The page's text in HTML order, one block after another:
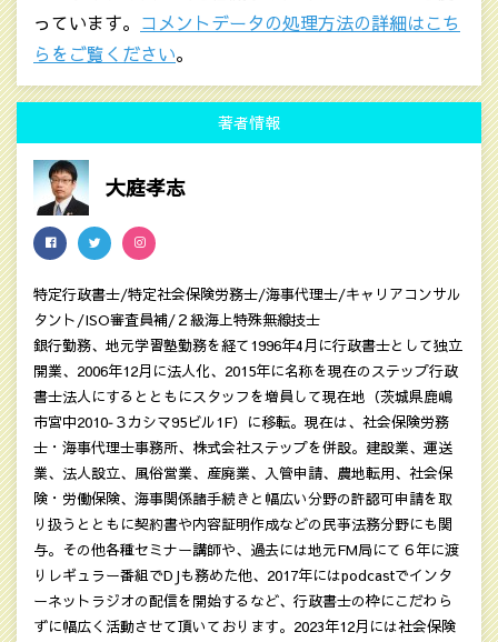
っています。 コメントデータの処理方法の詳細はこち
らをご覧ください。
著者情報
大庭孝志
特定行政書士/特定社会保険労務士/海事代理士/キャリアコンサル
タント/ISO審査員補/２級海上特殊無線技士
銀行勤務、地元学習塾勤務を経て1996年4月に行政書士として独立
開業、2006年12月に法人化、2015年に名称を現在のステップ行政
書士法人にするとともにスタッフを増員して現在地（茨城県鹿嶋
市宮中2010‐３カシマ95ビル1F）に移転。現在は、社会保険労務
士・海事代理士事務所、株式会社ステップを併設。建設業、運送
業、法人設立、風俗営業、産廃業、入管申請、農地転用、社会保
険・労働保険、海事関係諸手続きと幅広い分野の許認可申請を取
り扱うとともに契約書や内容証明作成などの民亊法務分野にも関
与。その他各種セミナー講師や、過去には地元FM局にて６年に渡
りレギュラー番組でDJも務めた他、2017年にはpodcastでインタ
ーネットラジオの配信を開始するなど、行政書士の枠にこだわら
ずに幅広く活動させて頂いております。2023年12月には社会保険